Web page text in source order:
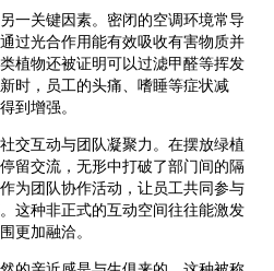
一关键因素。密闭的空调环境常导
过光合作用能有效吸收有害物质并
植物还被证明可以过滤甲醛等挥发
时，员工的头痛、嗜睡等症状减
到增强。
交互动与团队凝聚力。在摆放绿植
留交流，无形中打破了部门间的隔
为团队协作活动，让员工共同参与
这种非正式的互动空间往往能激发
更加融洽。